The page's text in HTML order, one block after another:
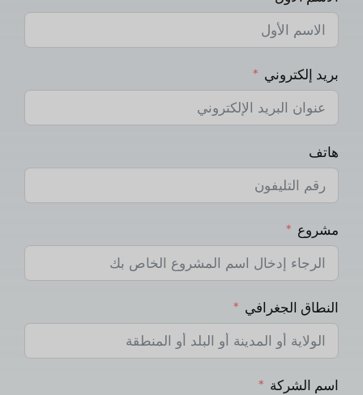
بريد إلكتروني
هاتف
مشروع
النطاق الجغرافي
اسم الشركة